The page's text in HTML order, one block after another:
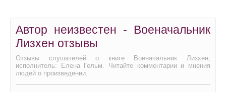
Автор неизвестен - Военачальник
Лизхен отзывы
Отзывы слушателей о книге Военачальник Лизхен,
исполнитель: Елена Гельм. Читайте комментарии и мнения
людей о произведении.